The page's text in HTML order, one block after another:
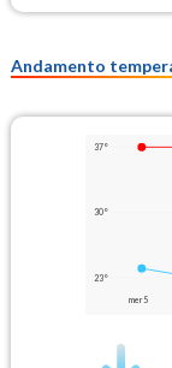
Andamento
37°
30°
23°
mer 5